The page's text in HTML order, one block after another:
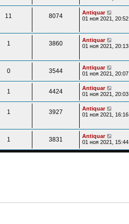
11 8074
Antiquar
01 ноя 2021, 20:52
1 3860
Antiquar
01 ноя 2021, 20:13
0 3544
Antiquar
01 ноя 2021, 20:07
1 4424
Antiquar
01 ноя 2021, 20:03
1 3927
Antiquar
01 ноя 2021, 16:16
1 3831
Antiquar
01 ноя 2021, 15:44